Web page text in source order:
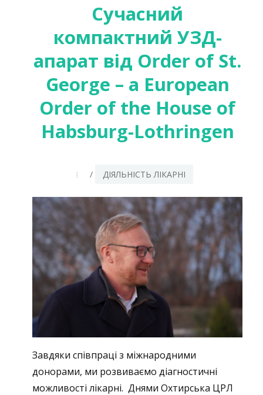
Сучасний
компактний УЗД-
апарат від Order of St.
George – a European
Order of the House of
Habsburg-Lothringen
/ ДІЯЛЬНІСТЬ ЛІКАРНІ
Завдяки співпраці з міжнародними
донорами, ми розвиваємо діагностичні
можливості лікарні. Днями Охтирська ЦРЛ